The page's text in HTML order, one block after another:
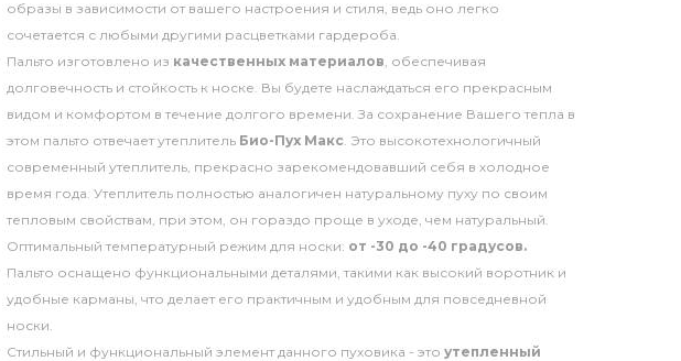
образы в зависимости от вашего настроения и стиля, ведь оно легко
сочетается с любыми другими расцветками гардероба.
Пальто изготовлено из качественных материалов , обеспечивая
долговечность и стойкость к носке. Вы будете наслаждаться его прекрасным
видом и комфортом в течение долгого времени. За сохранение Вашего тепла в
этом пальто отвечает утеплитель Био-Пух Макс . Это высокотехнологичный
современный утеплитель, прекрасно зарекомендовавший себя в холодное
время года. Утеплитель полностью аналогичен натуральному пуху по своим
тепловым свойствам, при этом, он гораздо проще в уходе, чем натуральный.
Оптимальный температурный режим для носки: от -30 до -40 градусов.
Пальто оснащено функциональными деталями, такими как высокий воротник и
удобные карманы, что делает его практичным и удобным для повседневной
носки.
Стильный и функциональный элемент данного пуховика - это утепленный